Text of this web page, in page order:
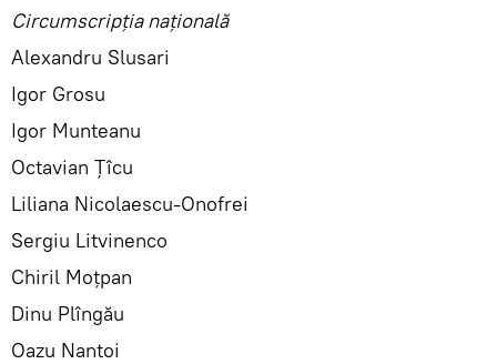
Circumscripția națională
Alexandru Slusari
Igor Grosu
Igor Munteanu
Octavian Țîcu
Liliana Nicolaescu-Onofrei
Sergiu Litvinenco
Chiril Moțpan
Dinu Plîngău
Oazu Nantoi